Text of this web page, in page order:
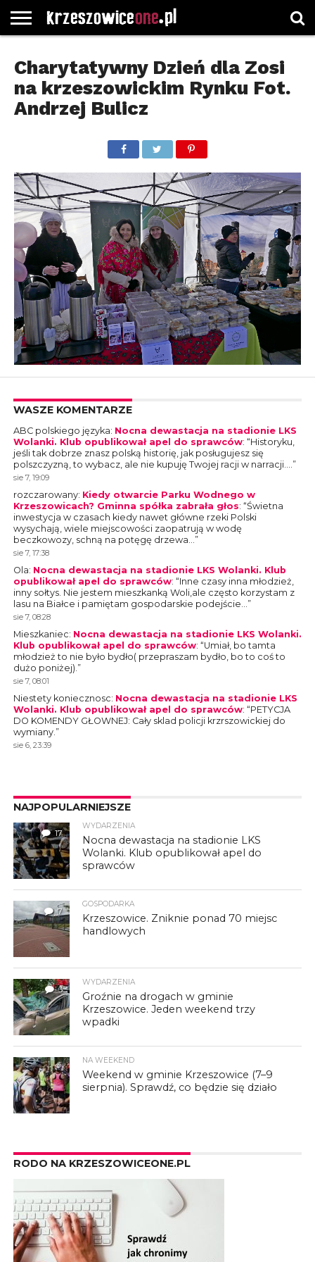
GŁÓWNA
WYBORY
SAMORZĄDOWE
WYBIERZ
KATEGORIE
ROZKŁADY
JAZDY
GREGORCZYK
WATCH
KONTAKT
Charytatywny Dzień dla Zosi
na krzeszowickim Rynku Fot.
Andrzej Bulicz
WASZE KOMENTARZE
ABC polskiego języka: Nocna dewastacja na stadionie LKS
Wolanki. Klub opublikował apel do sprawców: “Historyku,
jeśli tak dobrze znasz polską historię, jak posługujesz się
polszczyzną, to wybacz, ale nie kupuję Twojej racji w narracji.…”
sie 7, 19:09
rozczarowany: Kiedy otwarcie Parku Wodnego w
Krzeszowicach? Gminna spółka zabrała głos: “Świetna
inwestycja w czasach kiedy nawet główne rzeki Polski
wysychają, wiele miejscowości zaopatrują w wodę
beczkowozy, schną na potęgę drzewa…”
sie 7, 17:38
Ola: Nocna dewastacja na stadionie LKS Wolanki. Klub
opublikował apel do sprawców: “Inne czasy inna młodzież,
inny sołtys. Nie jestem mieszkanką Woli,ale często korzystam z
lasu na Białce i pamiętam gospodarskie podejście…”
sie 7, 08:28
Mieszkaniec: Nocna dewastacja na stadionie LKS Wolanki.
Klub opublikował apel do sprawców: “Umiał, bo tamta
młodzież to nie było bydło( przepraszam bydło, bo to coś to
dużo poniżej).”
sie 7, 08:01
Niestety koniecznosc: Nocna dewastacja na stadionie LKS
Wolanki. Klub opublikował apel do sprawców: “PETYCJA
DO KOMENDY GŁOWNEJ: Cały sklad policji krzrszowickiej do
wymiany.”
sie 6, 23:39
NAJPOPULARNIEJSZE
17
WYDARZENIA
Nocna dewastacja na stadionie LKS
Wolanki. Klub opublikował apel do
sprawców
7
GOSPODARKA
Krzeszowice. Zniknie ponad 70 miejsc
handlowych
3
WYDARZENIA
Groźnie na drogach w gminie
Krzeszowice. Jeden weekend trzy
wpadki
NA WEEKEND
Weekend w gminie Krzeszowice (7–9
sierpnia). Sprawdź, co będzie się działo
RODO NA KRZESZOWICEONE.PL